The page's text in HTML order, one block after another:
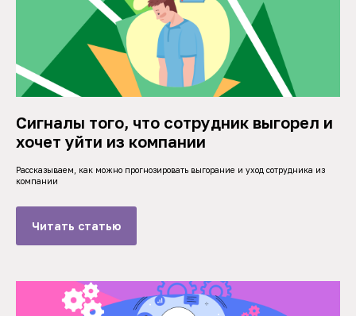
Сигналы того, что сотрудник выгорел и
хочет уйти из компании
Рассказываем, как можно прогнозировать выгорание и уход сотрудника из
компании
Читать статью